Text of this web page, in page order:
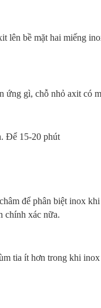
bề mặt hai miếng
ứng gì, chỗ nhỏ axit có
Để 15-20 phút
để phân biệt inox
chính xác nữa.
tia ít hơn trong khi